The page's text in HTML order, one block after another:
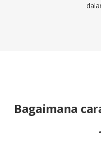
Bagaimana